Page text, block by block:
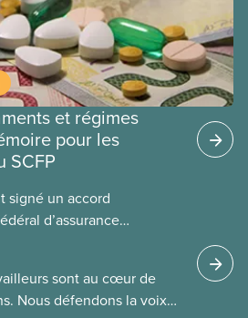
et régimes
pour les
SCFP
signé un accord
d’assurance
locales du SCFP dans
leurs avantages
sont au cœur de
Nous défendons la voix